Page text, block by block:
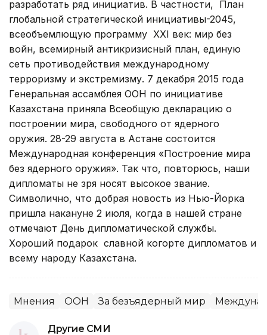
разработать ряд инициатив. В частности, План
глобальной стратегической инициативы-2045,
всеобъемлющую программу XXI век: мир без
войн, всемирный антикризисный план, единую
сеть противодействия международному
терроризму и экстремизму. 7 декабря 2015 года
Генеральная ассамблея ООН по инициативе
Казахстана приняла Всеобщую декларацию о
построении мира, свободного от ядерного
оружия. 28-29 августа в Астане состоится
Международная конференция «Построение мира
без ядерного оружия». Так что, повторюсь, наши
дипломаты не зря носят высокое звание.
Символично, что добрая новость из Нью-Йорка
пришла накануне 2 июля, когда в нашей стране
отмечают День дипломатической службы.
Хороший подарок славной когорте дипломатов и
всему народу Казахстана.
Мнения ООН За безъядерный мир
Другие СМИ